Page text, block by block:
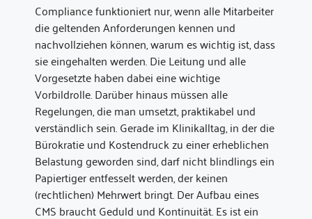
Compliance funktioniert nur, wenn alle Mitarbeiter
die geltenden Anforderungen kennen und
nachvollziehen können, warum es wichtig ist, dass
sie eingehalten werden. Die Leitung und alle
Vorgesetzte haben dabei eine wichtige
Vorbildrolle. Darüber hinaus müssen alle
Regelungen, die man umsetzt, praktikabel und
verständlich sein. Gerade im Klinikalltag, in der die
Bürokratie und Kostendruck zu einer erheblichen
Belastung geworden sind, darf nicht blindlings ein
Papiertiger entfesselt werden, der keinen
(rechtlichen) Mehrwert bringt. Der Aufbau eines
CMS braucht Geduld und Kontinuität. Es ist ein